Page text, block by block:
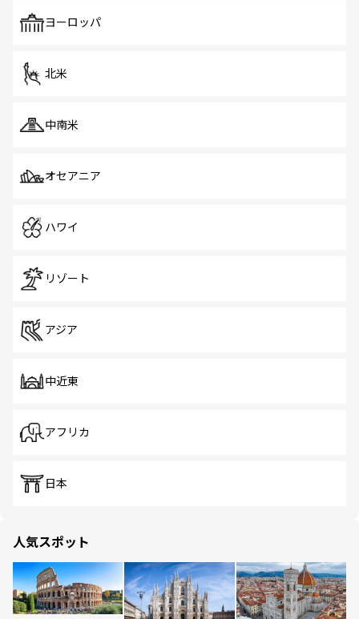
で、ホーカーズは地元の風情を楽しめる外せないスポット
ヨーロッパ
北米
中南米
オセアニア
ハワイ
リゾート
アジア
中近東
アフリカ
日本
人気スポット